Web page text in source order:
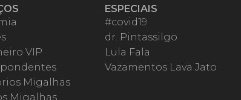
VIP
Migalhas
Migalhas
ESPECIAIS
#covid19
dr. Pintassilgo
Lula Fala
Vazamentos Lava Jato